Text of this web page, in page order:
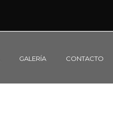
GALERÍA CONTACTO